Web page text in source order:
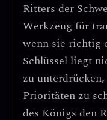
Ritters der
Werkzeug für
wenn sie richtig
Schlüssel liegt
zu
Prioritäten zu
des Königs den